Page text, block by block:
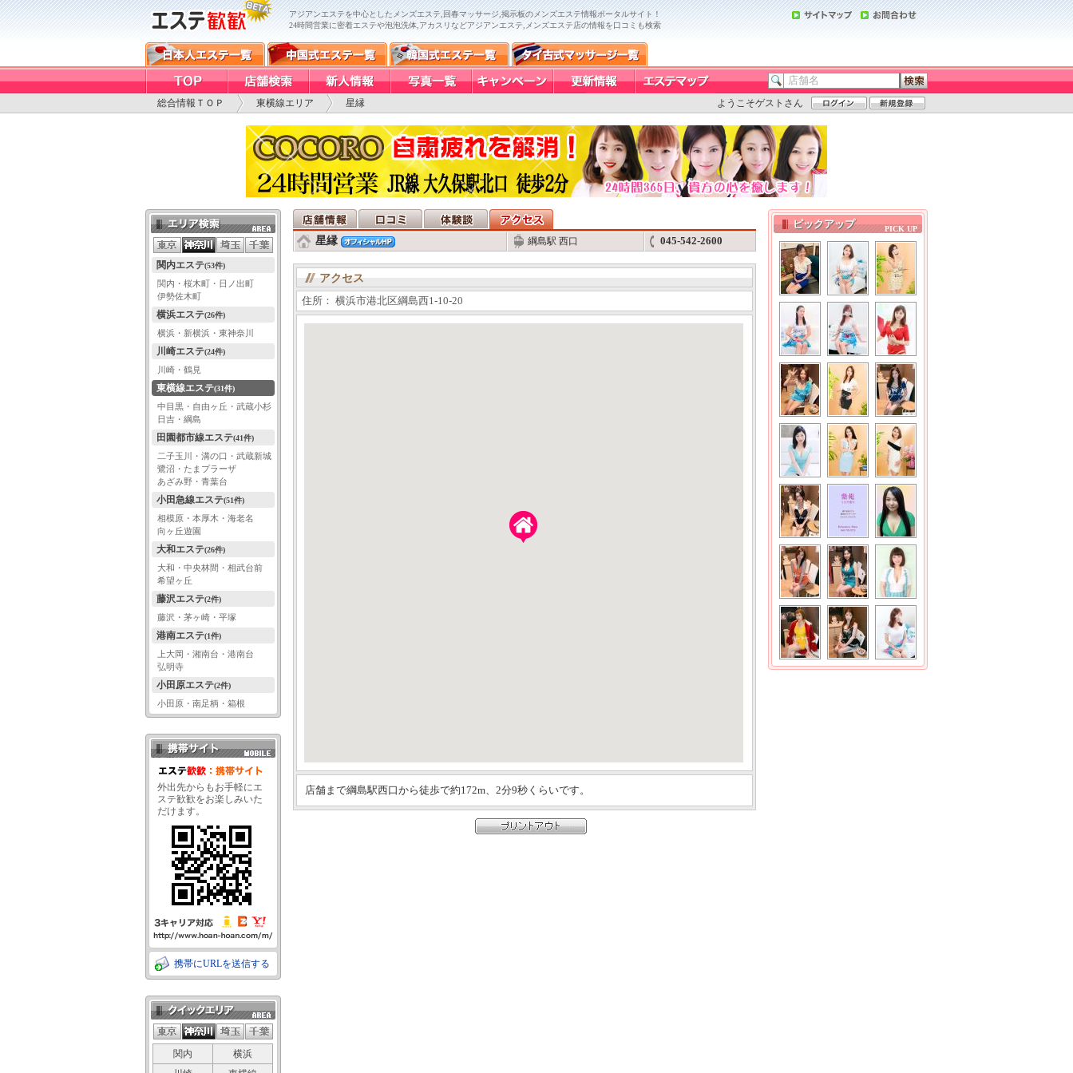
アジアンエステを中心としたメンズエステ,回春マッサージ,掲示板のメンズエステ情報ポータルサイト！
24時間営業に密着エステや泡泡洗体,アカスリなどアジアンエステ,メンズエステ店の情報を口コミも検索
総合情報ＴＯＰ 東横線エリア 星縁 ようこそゲストさん
星縁 綱島駅 西口 045-542-2600
アクセス
住所： 横浜市港北区綱島西1-10-20
店舗まで綱島駅西口から徒歩で約172m、2分9秒くらいです。
エリア検索
関内エステ(53件)
関内・桜木町・日ノ出町
伊勢佐木町
横浜エステ(26件)
横浜・新横浜・東神奈川
川崎エステ(24件)
川崎・鶴見
東横線エステ(31件)
中目黒・自由ヶ丘・武蔵小杉
日吉・綱島
田園都市線エステ(41件)
二子玉川・溝の口・武蔵新城
鷺沼・たまプラーザ
あざみ野・青葉台
小田急線エステ(51件)
相模原・本厚木・海老名
向ヶ丘遊園
大和エステ(26件)
大和・中央林間・相武台前
希望ヶ丘
藤沢エステ(2件)
藤沢・茅ヶ崎・平塚
港南エステ(1件)
上大岡・湘南台・港南台
弘明寺
小田原エステ(2件)
小田原・南足柄・箱根
携帯サイト QRコード
外出先からもお手軽にエ
ステ歓歓をお楽しみいた
だけます。
携帯にURLを送信する
クイックエリア
関内
横浜
ピックアップ